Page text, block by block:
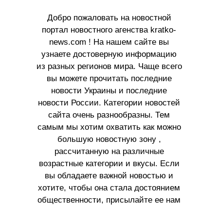
Добро пожаловать на новостной
портал новостного агенства kratko-
news.com ! На нашем сайте вы
узнаете достоверную информацию
из разных регионов мира. Чаще всего
вы можете прочитать последние
новости Украины и последние
новости России. Категории новостей
сайта очень разнообразны. Тем
самым мы хотим охватить как можно
большую новостную зону ,
рассчитанную на различные
возрастные категории и вкусы. Если
вы обладаете важной новостью и
хотите, чтобы она стала достоянием
общественности, присылайте ее нам